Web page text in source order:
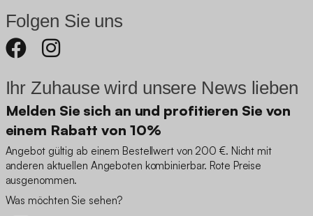
Folgen Sie uns
Ihr Zuhause wird unsere News lieben
Melden Sie sich an und profitieren Sie von
einem Rabatt von 10%
Angebot gültig ab einem Bestellwert von 200 €. Nicht mit
anderen aktuellen Angeboten kombinierbar. Rote Preise
ausgenommen.
Was möchten Sie sehen?